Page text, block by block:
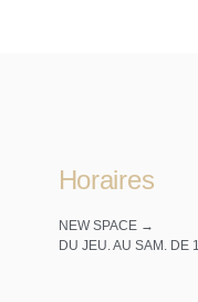
Horaires
NEW SPACE →
DU JEU. AU SAM. DE